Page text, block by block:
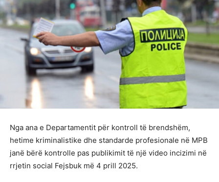
Nga ana e Departamentit për kontroll të brendshëm,
hetime kriminalistike dhe standarde profesionale në MPB
janë bërë kontrolle pas publikimit të një video incizimi në
rrjetin social Fejsbuk më 4 prill 2025.